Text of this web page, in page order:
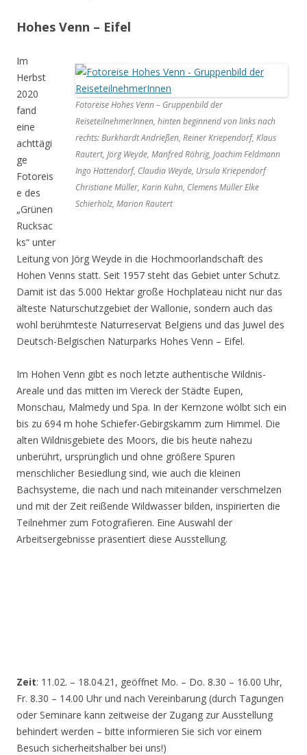
Hohes Venn – Eifel
Fotoreise Hohes Venn – Gruppenbild der
ReiseteilnehmerInnen, hinten beginnend von links nach
rechts: Burkhardt Andrießen, Reiner Kriependorf, Klaus
Rautert, Jörg Weyde, Manfred Röhrig, Joachim Feldmann
Ingo Hattendorf, Claudia Weyde, Ursula Kriependorf
Christiane Müller, Karin Kühn, Clemens Müller Elke
Schierholz, Marion Rautert
Im
Herbst
2020
fand
eine
achttägi
ge
Fotoreis
e des
„Grünen
Rucksac
ks“ unter
Leitung von Jörg Weyde in die Hochmoorlandschaft des
Hohen Venns statt. Seit 1957 steht das Gebiet unter Schutz.
Damit ist das 5.000 Hektar große Hochplateau nicht nur das
älteste Naturschutzgebiet der Wallonie, sondern auch das
wohl berühmteste Naturreservat Belgiens und das Juwel des
Deutsch-Belgischen Naturparks Hohes Venn – Eifel.
Im Hohen Venn gibt es noch letzte authentische Wildnis-
Areale und das mitten im Viereck der Städte Eupen,
Monschau, Malmedy und Spa. In der Kernzone wölbt sich ein
bis zu 694 m hohe Schiefer-Gebirgskamm zum Himmel. Die
alten Wildnisgebiete des Moors, die bis heute nahezu
unberührt, ursprünglich und ohne größere Spuren
menschlicher Besiedlung sind, wie auch die kleinen
Bachsysteme, die nach und nach miteinander verschmelzen
und mit der Zeit reißende Wildwasser bilden, inspirierten die
Teilnehmer zum Fotografieren. Eine Auswahl der
Arbeitsergebnisse präsentiert diese Ausstellung.
Zeit: 11.02. – 18.04.21, geöffnet Mo. – Do. 8.30 – 16.00 Uhr,
Fr. 8.30 – 14.00 Uhr und nach Vereinbarung (durch Tagungen
oder Seminare kann zeitweise der Zugang zur Ausstellung
behindert werden – bitte informieren Sie sich vor einem
Besuch sicherheitshalber bei uns!)